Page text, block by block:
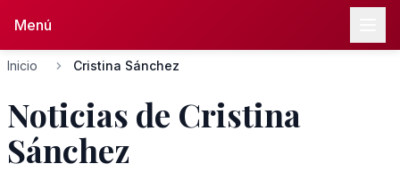
Menú
Inicio Cristina Sánchez
Noticias de Cristina
Sánchez